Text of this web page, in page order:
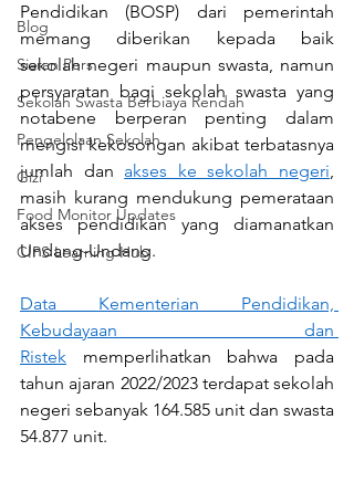
Blog
Siaran Pers
Sekolah Swasta Berbiaya Rendah
Pengelolaan Sekolah
Gizi
Food Monitor Updates
CIPS Learning Hub
Pendidikan (BOSP) dari pemerintah
memang diberikan kepada baik
sekolah negeri maupun swasta, namun
persyaratan bagi sekolah swasta yang
notabene berperan penting dalam
mengisi kekosongan akibat terbatasnya
jumlah dan akses ke sekolah negeri,
masih kurang mendukung pemerataan
akses pendidikan yang diamanatkan
Undang-Undang.
Data Kementerian Pendidikan,
Kebudayaan dan
Ristek memperlihatkan bahwa pada
tahun ajaran 2022/2023 terdapat sekolah
negeri sebanyak 164.585 unit dan swasta
54.877 unit.